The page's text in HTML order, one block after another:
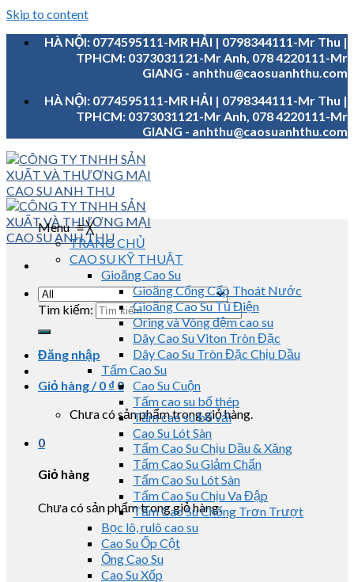
Skip to content
HÀ NỘI: 0774595111-MR HẢI | 0798344111-Mr Thu |
TPHCM: 0373031121-Mr Anh, 078 4220111-Mr
GIANG - anhthu@caosuanhthu.com
HÀ NỘI: 0774595111-MR HẢI | 0798344111-Mr Thu |
TPHCM: 0373031121-Mr Anh, 078 4220111-Mr
GIANG - anhthu@caosuanhthu.com
Tìm kiếm:
Đăng nhập
Giỏ hàng /0 ₫ 0
Chưa có sản phẩm trong giỏ hàng.
0
Giỏ hàng
Chưa có sản phẩm trong giỏ hàng.
Menu≡╳
TRANG CHỦ
CAO SU KỸ THUẬT
Gioăng Cao Su
Gioăng Cống Cấp Thoát Nước
Gioăng Cao Su Tủ Điện
Oring và Vòng đệm cao su
Dây Cao Su Viton Tròn Đặc
Dây Cao Su Tròn Đặc Chịu Dầu
Tấm Cao Su
Cao Su Cuộn
Tấm cao su bố thép
Tấm cao su bố vải
Cao Su Lót Sàn
Tấm Cao Su Chịu Dầu & Xăng
Tấm Cao Su Giảm Chấn
Tấm Cao Su Lót Sàn
Tấm Cao Su Chịu Va Đập
Tấm Cao Su Chống Trơn Trượt
Bọc lô, rulô cao su
Cao Su Ốp Cột
Ống Cao Su
Cao Su Xốp